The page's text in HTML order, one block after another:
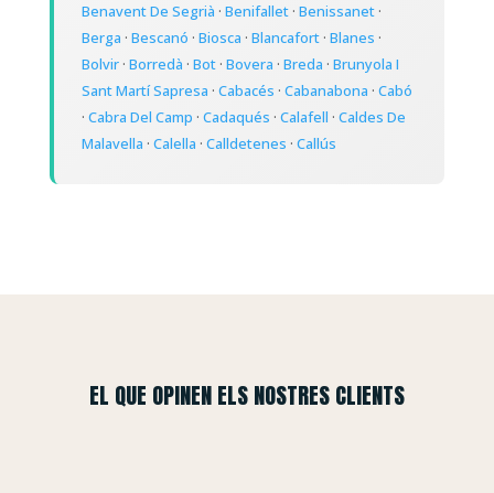
Benavent De Segrià · Benifallet· Benissanet·
Berga · Bescanó · Biosca · Blancafort· Blanes ·
Bolvir· Borredà · Bot· Bovera · Breda · Brunyola I
Sant Martí Sapresa · Cabacés · Cabanabona · Cabó
· Cabra Del Camp · Cadaqués · Calafell · Caldes De
Malavella · Calella · Calldetenes · Callús
EL QUE OPINEN ELS NOSTRES CLIENTS